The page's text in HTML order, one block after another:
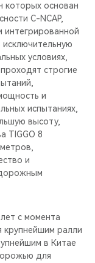
которых основан
C-NCAP,
интегрированной
исключительную
условиях,
строгие
и
испытаниях,
высоту,
TIGGO 8
и
с момента
крупнейшим ралли
в Китае
для